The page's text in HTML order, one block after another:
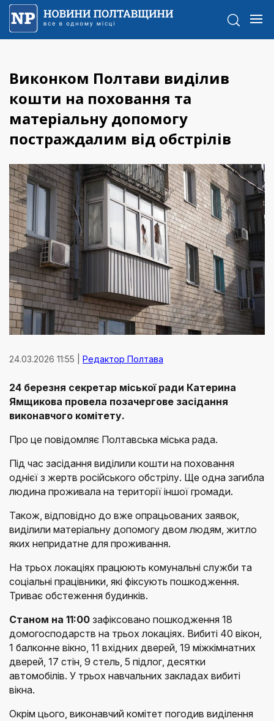
Виконком Полтави виділив
кошти на поховання та
матеріальну допомогу
постраждалим від обстрілів
24.03.2026 11:55 | Редактор Полтава
24 березня секретар міської ради Катерина
Ямщикова провела позачергове засідання
виконавчого комітету.
Про це повідомляє Полтавська міська рада.
Під час засідання виділили кошти на поховання
однієї з жертв російського обстрілу. Ще одна загибла
людина проживала на території іншої громади.
Також, відповідно до вже опрацьованих заявок,
виділили матеріальну допомогу двом людям, житло
яких непридатне для проживання.
На трьох локаціях працюють комунальні служби та
соціальні працівники, які фіксують пошкодження.
Триває обстеження будинків.
Станом на 11:00 зафіксовано пошкодження 18
домогосподарств на трьох локаціях. Вибиті 40 вікон,
1 балконне вікно, 11 вхідних дверей, 19 міжкімнатних
дверей, 17 стін, 9 стель, 5 підлог, десятки
автомобілів. У трьох навчальних закладах вибиті
вікна.
Окрім цього, виконавчий комітет погодив виділення